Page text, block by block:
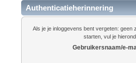
Authenticatieherinnering
Als je je inloggevens bent vergeten:
starten, vul je
Gebruikersnaam/e-